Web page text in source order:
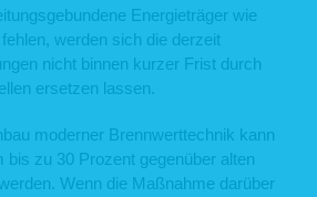
Energieträger wie
werden sich die derzeit
nicht binnen kurzer Frist durch
ersetzen lassen.
moderner Brennwerttechnik kann
zu 30 Prozent gegenüber alten
Wenn die Maßnahme darüber
Kontaktformular eingebunden, welches Sie für die
nutzen können. Nehmen Sie diese Möglichkeit
in der Eingabemaske eingegebenen Daten an uns
Text im Freifeld